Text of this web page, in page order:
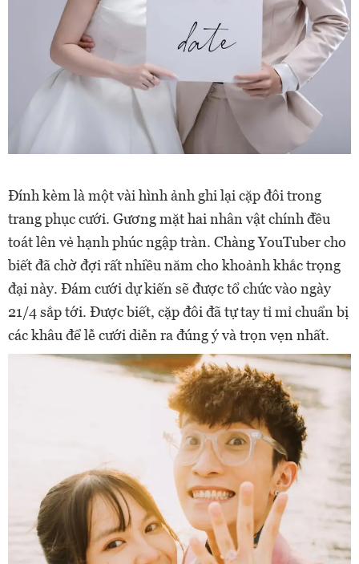
Đính kèm là một vài hình ảnh ghi lại cặp đôi trong
trang phục cưới. Gương mặt hai nhân vật chính đều
toát lên vẻ hạnh phúc ngập tràn. Chàng YouTuber cho
biết đã chờ đợi rất nhiều năm cho khoảnh khắc trọng
đại này. Đám cưới dự kiến sẽ được tổ chức vào ngày
21/4 sắp tới. Được biết, cặp đôi đã tự tay tỉ mỉ chuẩn bị
các khâu để lễ cưới diễn ra đúng ý và trọn vẹn nhất.